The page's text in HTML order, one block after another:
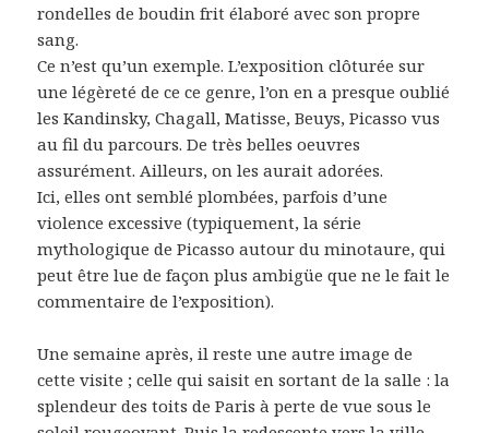
rondelles de boudin frit élaboré avec son propre
sang.
Ce n’est qu’un exemple. L’exposition clôturée sur
une légèreté de ce ce genre, l’on en a presque oublié
les Kandinsky, Chagall, Matisse, Beuys, Picasso vus
au fil du parcours. De très belles oeuvres
assurément. Ailleurs, on les aurait adorées.
Ici, elles ont semblé plombées, parfois d’une
violence excessive (typiquement, la série
mythologique de Picasso autour du minotaure, qui
peut être lue de façon plus ambigüe que ne le fait le
commentaire de l’exposition).
Une semaine après, il reste une autre image de
cette visite ; celle qui saisit en sortant de la salle : la
splendeur des toits de Paris à perte de vue sous le